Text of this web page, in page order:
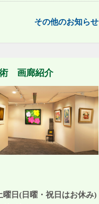
その他のお知らせ
画廊紹介
曜日(日曜・祝日はお休み)